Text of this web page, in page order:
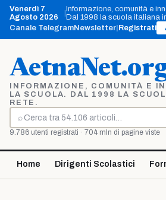
Vai
contenuto
Venerdì 7
Agosto 2026
Informazione, comunità e
Dal 1998 la scuola italiana
Canale TelegramNewsletter Registrati
INFORMAZIONE, COMUNITÀ E
LA SCUOLA. DAL 1998 LA
RETE.
⌕
Cerca
9.786 utenti registrati · 704 mln di pagine viste
Home Dirigenti Scolastici